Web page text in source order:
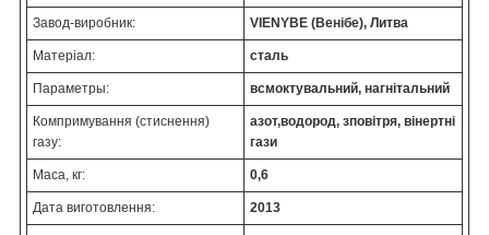
Завод-виробник: VIENYBE (Венібе), Литва
Матеріал: сталь
Параметры: всмоктувальний, нагнітальний
Компримування (стиснення)
газу:
азот,водород, зповітря, вінертні
гази
Маса, кг: 0,6
Дата виготовлення: 2013